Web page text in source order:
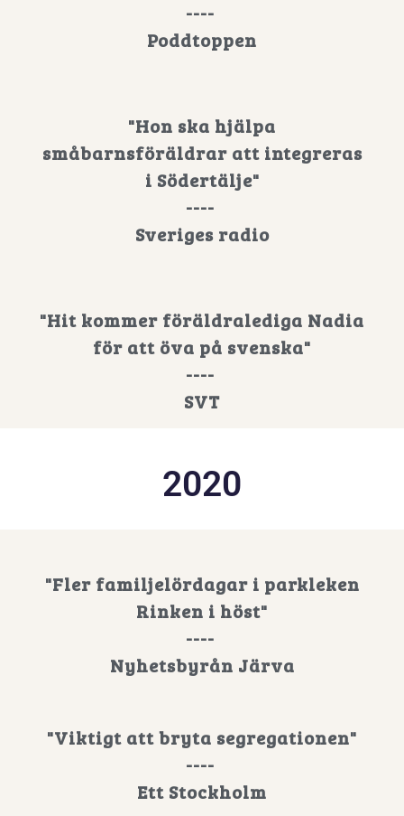
----
Poddtoppen
"Hon ska hjälpa
småbarnsföräldrar att integreras
i Södertälje"
----
Sveriges radio
"Hit kommer föräldralediga Nadia
för att öva på svenska"
----
SVT
2020
"Fler familjelördagar i parkleken
Rinken i höst"
----
Nyhetsbyrån Järva
"Viktigt att bryta segregationen"
----
Ett Stockholm